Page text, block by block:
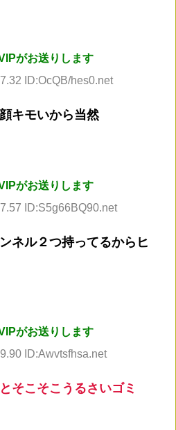
がお送りします
ID:OcQB/hes0.net
キモいから当然
がお送りします
ID:S5g66BQ90.net
ネル２つ持ってるからヒ
がお送りします
ID:Awvtsfhsa.net
そこそこうるさいゴミ